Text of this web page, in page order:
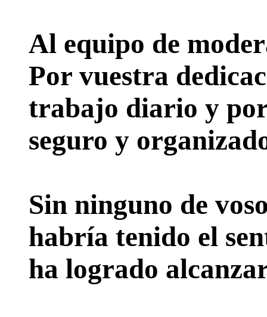
Al equipo de
Por vuestra
trabajo diario y por
seguro y
Sin ninguno de
habría tenido el
ha logrado